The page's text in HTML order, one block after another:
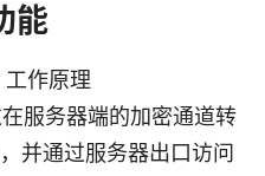
能
作原理
服务器端的加密通道转
并通过服务器出口访问